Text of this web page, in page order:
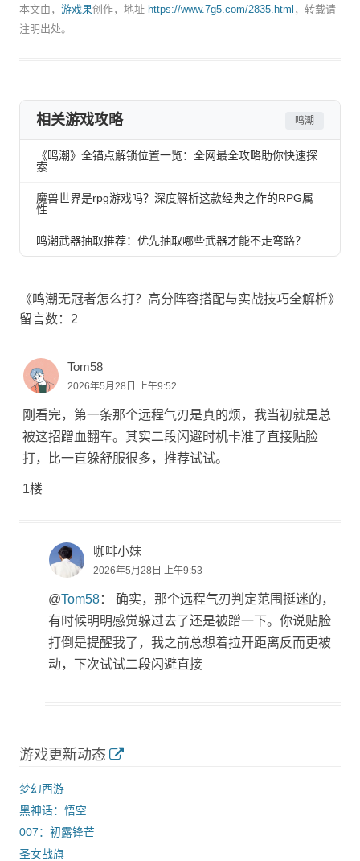
本文由， 游戏果创作，地址 https://www.7g5.com/2835.html ，转载请
注明出处。
相关游戏攻略 鸣潮
《鸣潮》全锚点解锁位置一览：全网最全攻略助你快速探
索
魔兽世界是rpg游戏吗？深度解析这款经典之作的RPG属
性
鸣潮武器抽取推荐：优先抽取哪些武器才能不走弯路？
《鸣潮无冠者怎么打？高分阵容搭配与实战技巧全解析》
留言数：2
Tom58
2026年5月28日 上午9:52
刚看完，第一条那个远程气刃是真的烦，我当初就是总
被这招蹭血翻车。其实二段闪避时机卡准了直接贴脸
打，比一直躲舒服很多，推荐试试。
1楼
咖啡小妹
2026年5月28日 上午9:53
@Tom58： 确实，那个远程气刃判定范围挺迷的，
有时候明明感觉躲过去了还是被蹭一下。你说贴脸
打倒是提醒我了，我之前总想着拉开距离反而更被
动，下次试试二段闪避直接
游戏更新动态
梦幻西游
黑神话：悟空
007：初露锋芒
圣女战旗